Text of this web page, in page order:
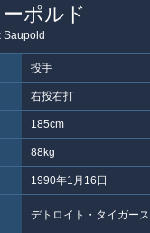
ポルド
Saupold
投手
右投右打
185cm
88kg
1990年1月16日
デトロイト・タイガース